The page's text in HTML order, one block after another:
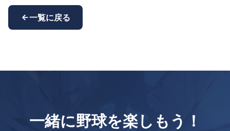
一覧に戻る
一緒に野球を楽しもう！